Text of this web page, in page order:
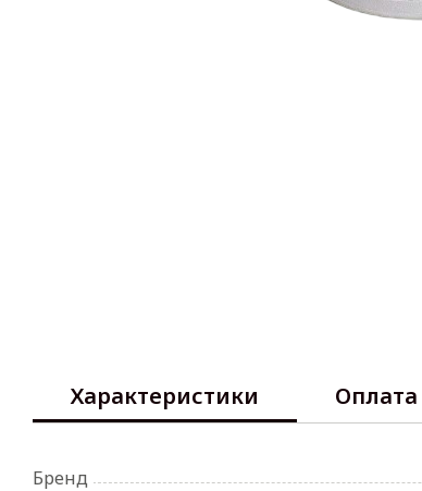
Характеристики Оплата
Бренд